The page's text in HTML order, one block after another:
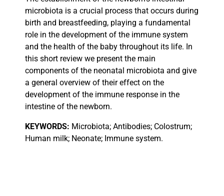
microbiota is a crucial process that occurs during
birth and breastfeeding, playing a fundamental
role in the development of the immune system
and the health of the baby throughout its life. In
this short review we present the main
components of the neonatal microbiota and give
a general overview of their effect on the
development of the immune response in the
intestine of the newborn.
KEYWORDS: Microbiota; Antibodies; Colostrum;
Human milk; Neonate; Immune system.